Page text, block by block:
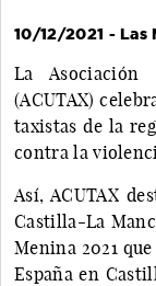
10/12/2021 - Las
La Asociación
(ACUTAX)
taxistas de la
contra la
Así, ACUTAX
Castilla-La
Menina 2021
España en